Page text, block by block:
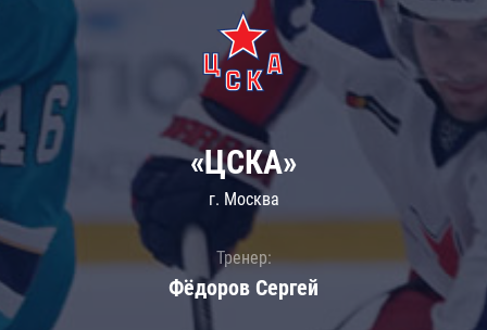
«ЦСКА»
г. Москва
Тренер:
Фёдоров Сергей